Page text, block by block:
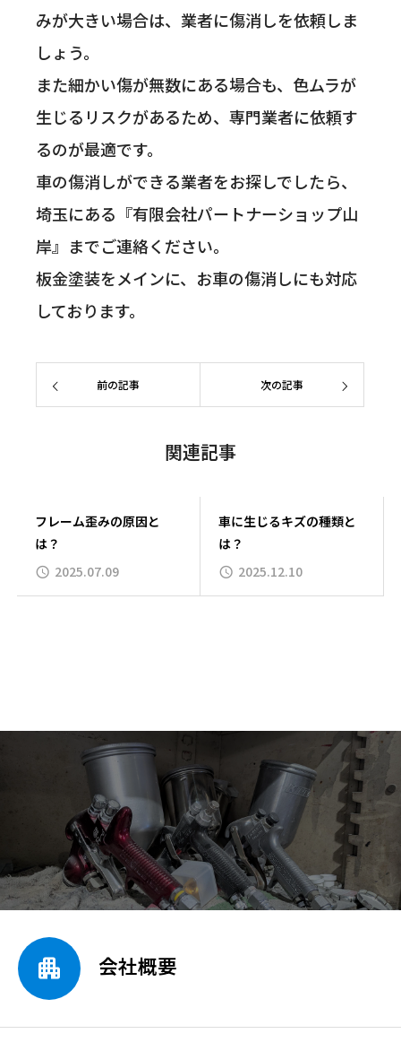
みが大きい場合は、業者に傷消しを依頼しま
しょう。
また細かい傷が無数にある場合も、色ムラが
生じるリスクがあるため、専門業者に依頼す
るのが最適です。
車の傷消しができる業者をお探しでしたら、
埼玉にある『有限会社パートナーショップ山
岸』までご連絡ください。
板金塗装をメインに、お車の傷消しにも対応
しております。
前の記事 次の記事
関連記事
フレーム歪みの原因と
は？
2025.07.09
車に生じるキズの種類と
は？
2025.12.10
 会社概要